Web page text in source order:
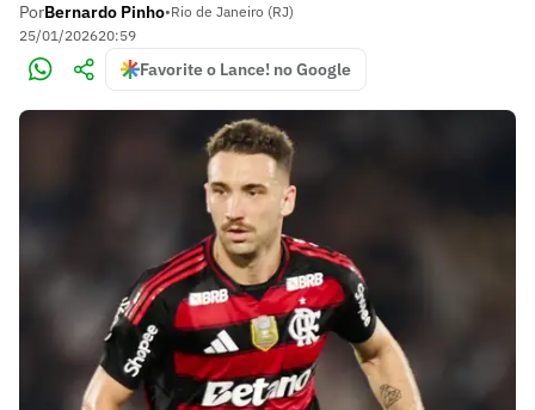
PorBernardo Pinho•Rio de Janeiro (RJ)
25/01/202620:59
Favorite o Lance! no Google